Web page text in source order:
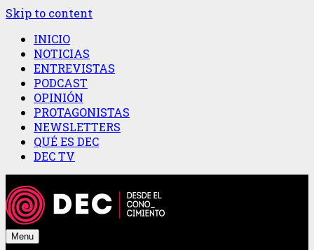
Skip to content
INICIO
NOTICIAS
ENTREVISTAS
PODCAST
OPINIÓN
PROTAGONISTAS
NEWSLETTERS
QUÉ ES DEC
DEC TV
Menu